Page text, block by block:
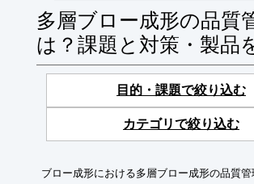
多層ブロー成形の品質
は？課題と対策・製品
目的・課題で絞り込む
カテゴリで絞り込む
ブロー成形における多層ブロー成形の品質管